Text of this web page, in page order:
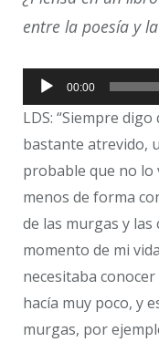
entre la poesía y
Reproductor
de
00:00
LDS: “Siempre
bastante atrevido,
probable que no lo
menos de forma
de las murgas y
momento de mi
necesitaba
hacía muy poco, y
murgas, por